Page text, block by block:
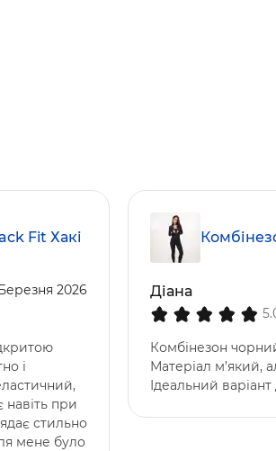
Fit Хакі
2026
і
навіть при
стильно
мене було
Діана
Комбінезон
Матеріал м’який,
Ідеальний варіант